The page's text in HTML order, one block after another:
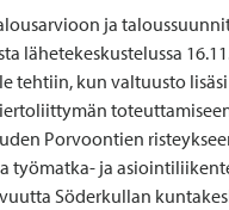
ja
lähetekeskustelussa
tehtiin, kun valtuusto
Porvoontien
työmatka- ja
Söderkullan